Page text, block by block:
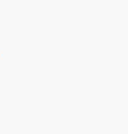
thủy, sao Ngũ Hoàng
động thổ hướng này.
nên làm lễ giải đầu